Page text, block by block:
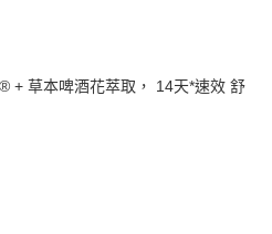
+ 草本啤酒花萃取， 14天*速效 舒